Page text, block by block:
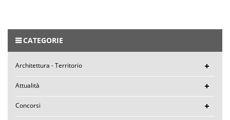
CATEGORIE
Architettura - Territorio
Attualità
Concorsi